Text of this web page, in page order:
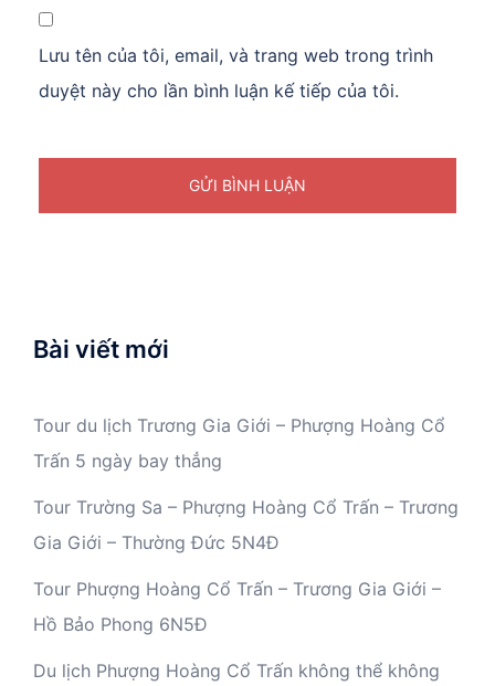
Lưu tên của tôi, email, và trang web trong trình
duyệt này cho lần bình luận kế tiếp của tôi.
Bài viết mới
Tour du lịch Trương Gia Giới – Phượng Hoàng Cổ
Trấn 5 ngày bay thẳng
Tour Trường Sa – Phượng Hoàng Cổ Trấn – Trương
Gia Giới – Thường Đức 5N4Đ
Tour Phượng Hoàng Cổ Trấn – Trương Gia Giới –
Hồ Bảo Phong 6N5Đ
Du lịch Phượng Hoàng Cổ Trấn không thể không